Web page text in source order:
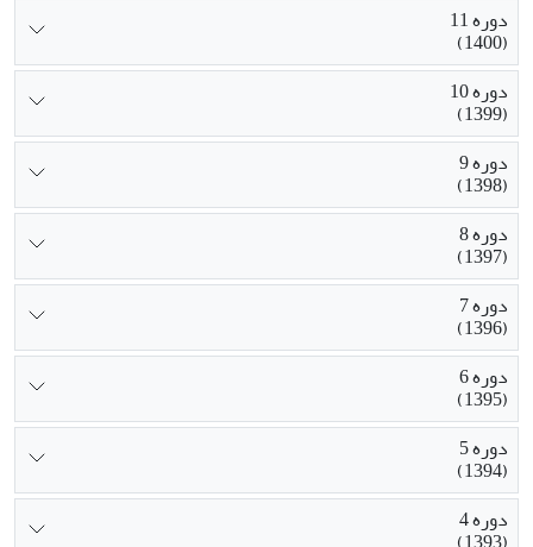
دوره 11
(1400)
دوره 10
(1399)
دوره 9
(1398)
دوره 8
(1397)
دوره 7
(1396)
دوره 6
(1395)
دوره 5
(1394)
دوره 4